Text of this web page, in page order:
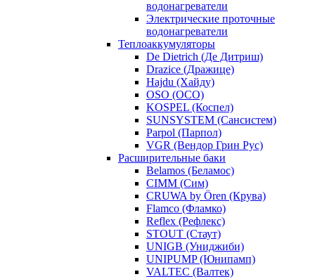
водонагреватели
Электрические проточные
водонагреватели
Теплоаккумуляторы
De Dietrich (Де Дитриш)
Drazice (Дражице)
Hajdu (Хайду)
OSO (ОСО)
KOSPEL (Коспел)
SUNSYSTEM (Сансистем)
Parpol (Парпол)
VGR (Вендор Грин Рус)
Расширительные баки
Belamos (Беламос)
CIMM (Сим)
CRUWA by Ören (Крува)
Flamco (Фламко)
Reflex (Рефлекс)
STOUT (Стаут)
UNIGB (Униджиби)
UNIPUMP (Юнипамп)
VALTEC (Валтек)